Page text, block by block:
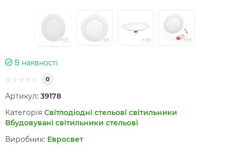
В наявності
0
Артикул: 39178
Категорія Світлодіодні стельові світильники
Вбудовувані світильники стельові
Виробник: Евросвет